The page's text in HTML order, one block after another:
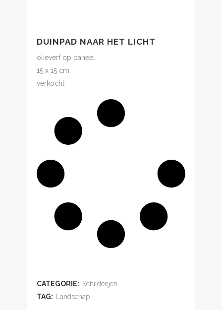
DUINPAD NAAR HET LICHT
olieverf op paneel
15 x 15 cm
verkocht
CATEGORIE: Schilderijen
TAG:
Landschap